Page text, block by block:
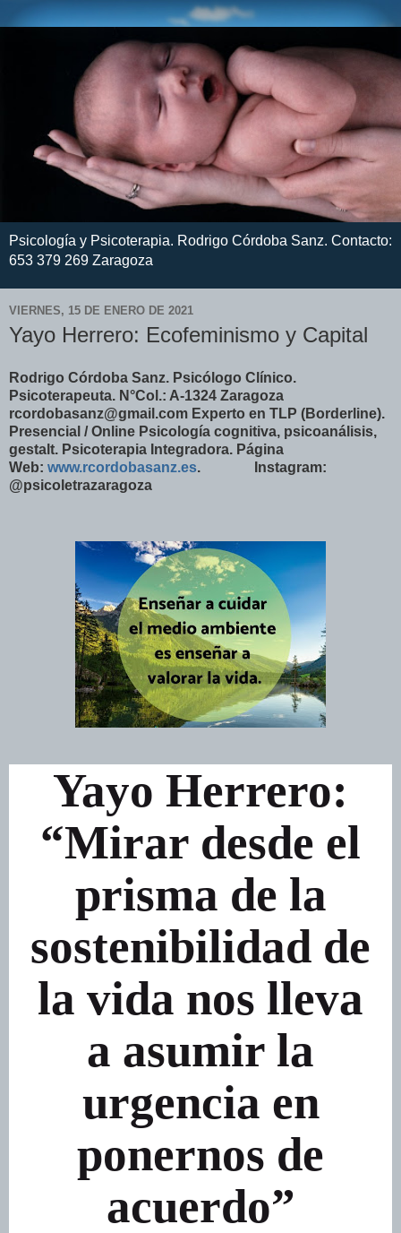
Psicología y Psicoterapia. Rodrigo Córdoba Sanz. Contacto:
653 379 269 Zaragoza
VIERNES, 15 DE ENERO DE 2021
Yayo Herrero: Ecofeminismo y Capital
Rodrigo Córdoba Sanz. Psicólogo Clínico.
Psicoterapeuta. N°Col.: A-1324 Zaragoza
rcordobasanz@gmail.com Experto en TLP (Borderline).
Presencial / Online Psicología cognitiva, psicoanálisis,
gestalt. Psicoterapia Integradora. Página
Web: www.rcordobasanz.es. Instagram:
@psicoletrazaragoza
Yayo Herrero:
“Mirar desde el
prisma de la
sostenibilidad de
la vida nos lleva
a asumir la
urgencia en
ponernos de
acuerdo”